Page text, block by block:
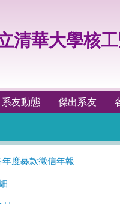
清華大學核
系友動態 傑出系友
度募款徵信年報